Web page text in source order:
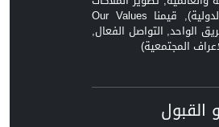
العلمية والادارية وفق المعايير الدولية), قيمنا Our Values
الواحد, التواصل الفعال,
المجتمعية)
القبول